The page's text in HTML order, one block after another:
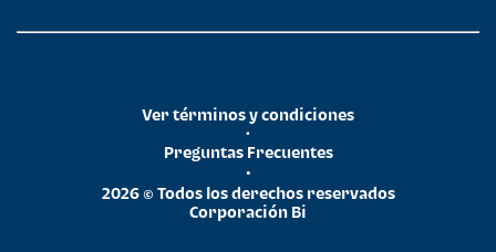
2026 © Todos los derechos reservados
Corporación Bi
•
Preguntas Frecuentes
•
Ver términos y condiciones